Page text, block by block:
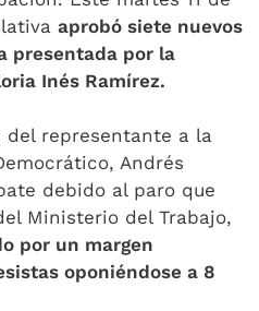
aprobó siete nuevos
presentada por la
Inés Ramírez.
representante a la
Andrés
debido al paro que
Ministerio del Trabajo,
por un margen
oponiéndose a 8